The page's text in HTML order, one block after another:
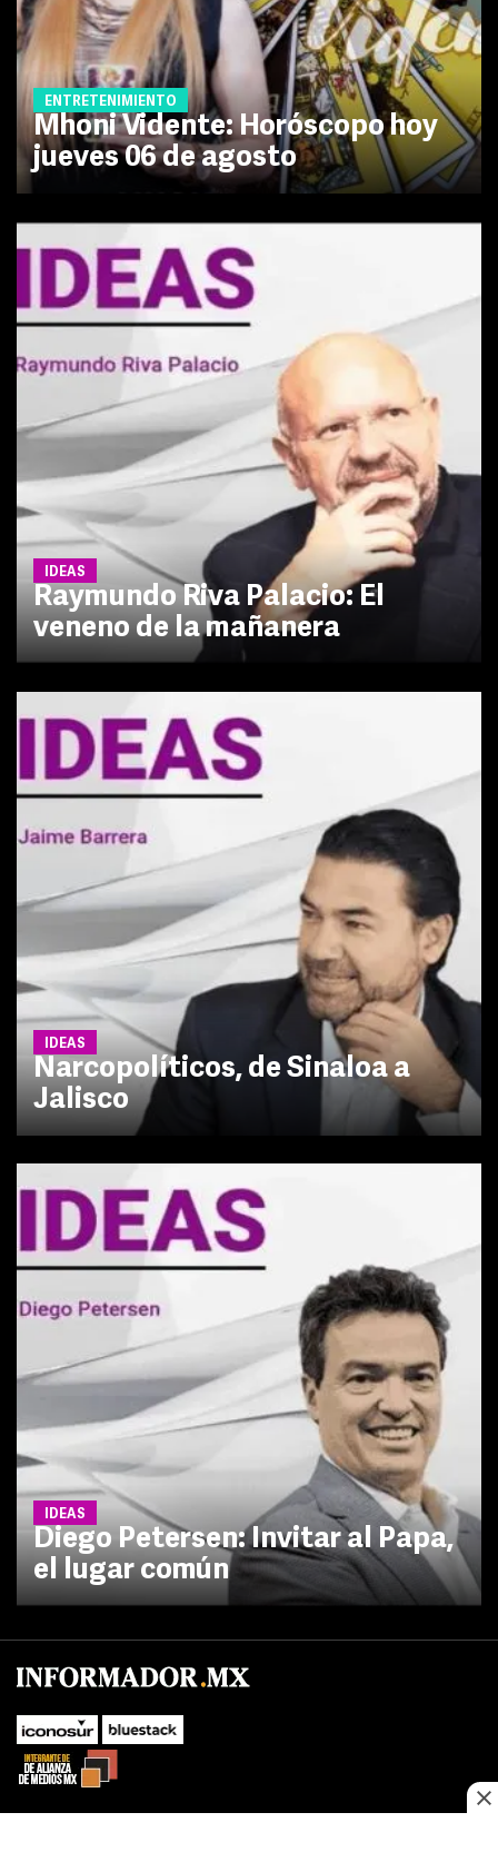
ENTRETENIMIENTO
Mhoni Vidente: Horóscopo hoy
jueves 06 de agosto
IDEAS
Raymundo Riva Palacio: El
veneno de la mañanera
IDEAS
Narcopolíticos, de Sinaloa a
Jalisco
IDEAS
Diego Petersen: Invitar al Papa,
el lugar común